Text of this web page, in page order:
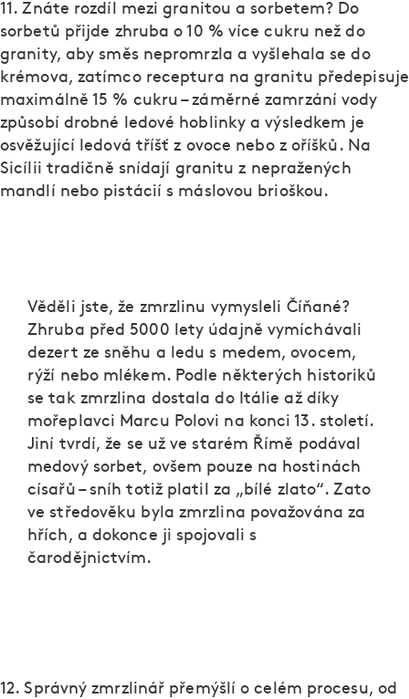
11. Znáte rozdíl mezi granitou a sorbetem? Do
sorbetů přijde zhruba o 10 % více cukru než do
granity, aby směs nepromrzla a vyšlehala se do
krémova, zatímco receptura na granitu předepisuje
maximálně 15 % cukru – záměrné zamrzání vody
způsobí drobné ledové hoblinky a výsledkem je
osvěžující ledová tříšť z ovoce nebo z oříšků. Na
Sicílii tradičně snídají granitu z nepražených
mandlí nebo pistácií s máslovou brioškou.
Věděli jste, že zmrzlinu vymysleli Číňané?
Zhruba před 5000 lety údajně vymíchávali
dezert ze sněhu a ledu s medem, ovocem,
rýží nebo mlékem. Podle některých historiků
se tak zmrzlina dostala do Itálie až díky
mořeplavci Marcu Polovi na konci 13. století.
Jiní tvrdí, že se už ve starém Římě podával
medový sorbet, ovšem pouze na hostinách
císařů – sníh totiž platil za „bílé zlato“. Zato
ve středověku byla zmrzlina považována za
hřích, a dokonce ji spojovali s
čarodějnictvím.
12. Správný zmrzlinář přemýšlí o celém procesu, od